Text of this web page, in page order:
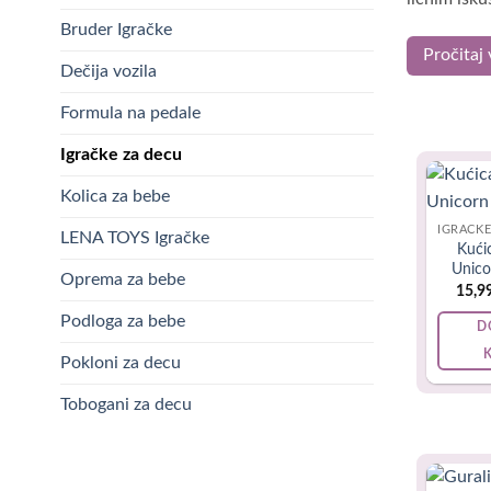
Bruder Igračke
Dečija vozila
Formula na pedale
Igračke za decu
Kolica za bebe
LENA TOYS Igračke
Oprema za bebe
Podloga za bebe
Pokloni za decu
Tobogani za decu
Budući
Vama
kada su
Zbog
:
menjaju
godinama.
biti
točkovi
Pročitaj